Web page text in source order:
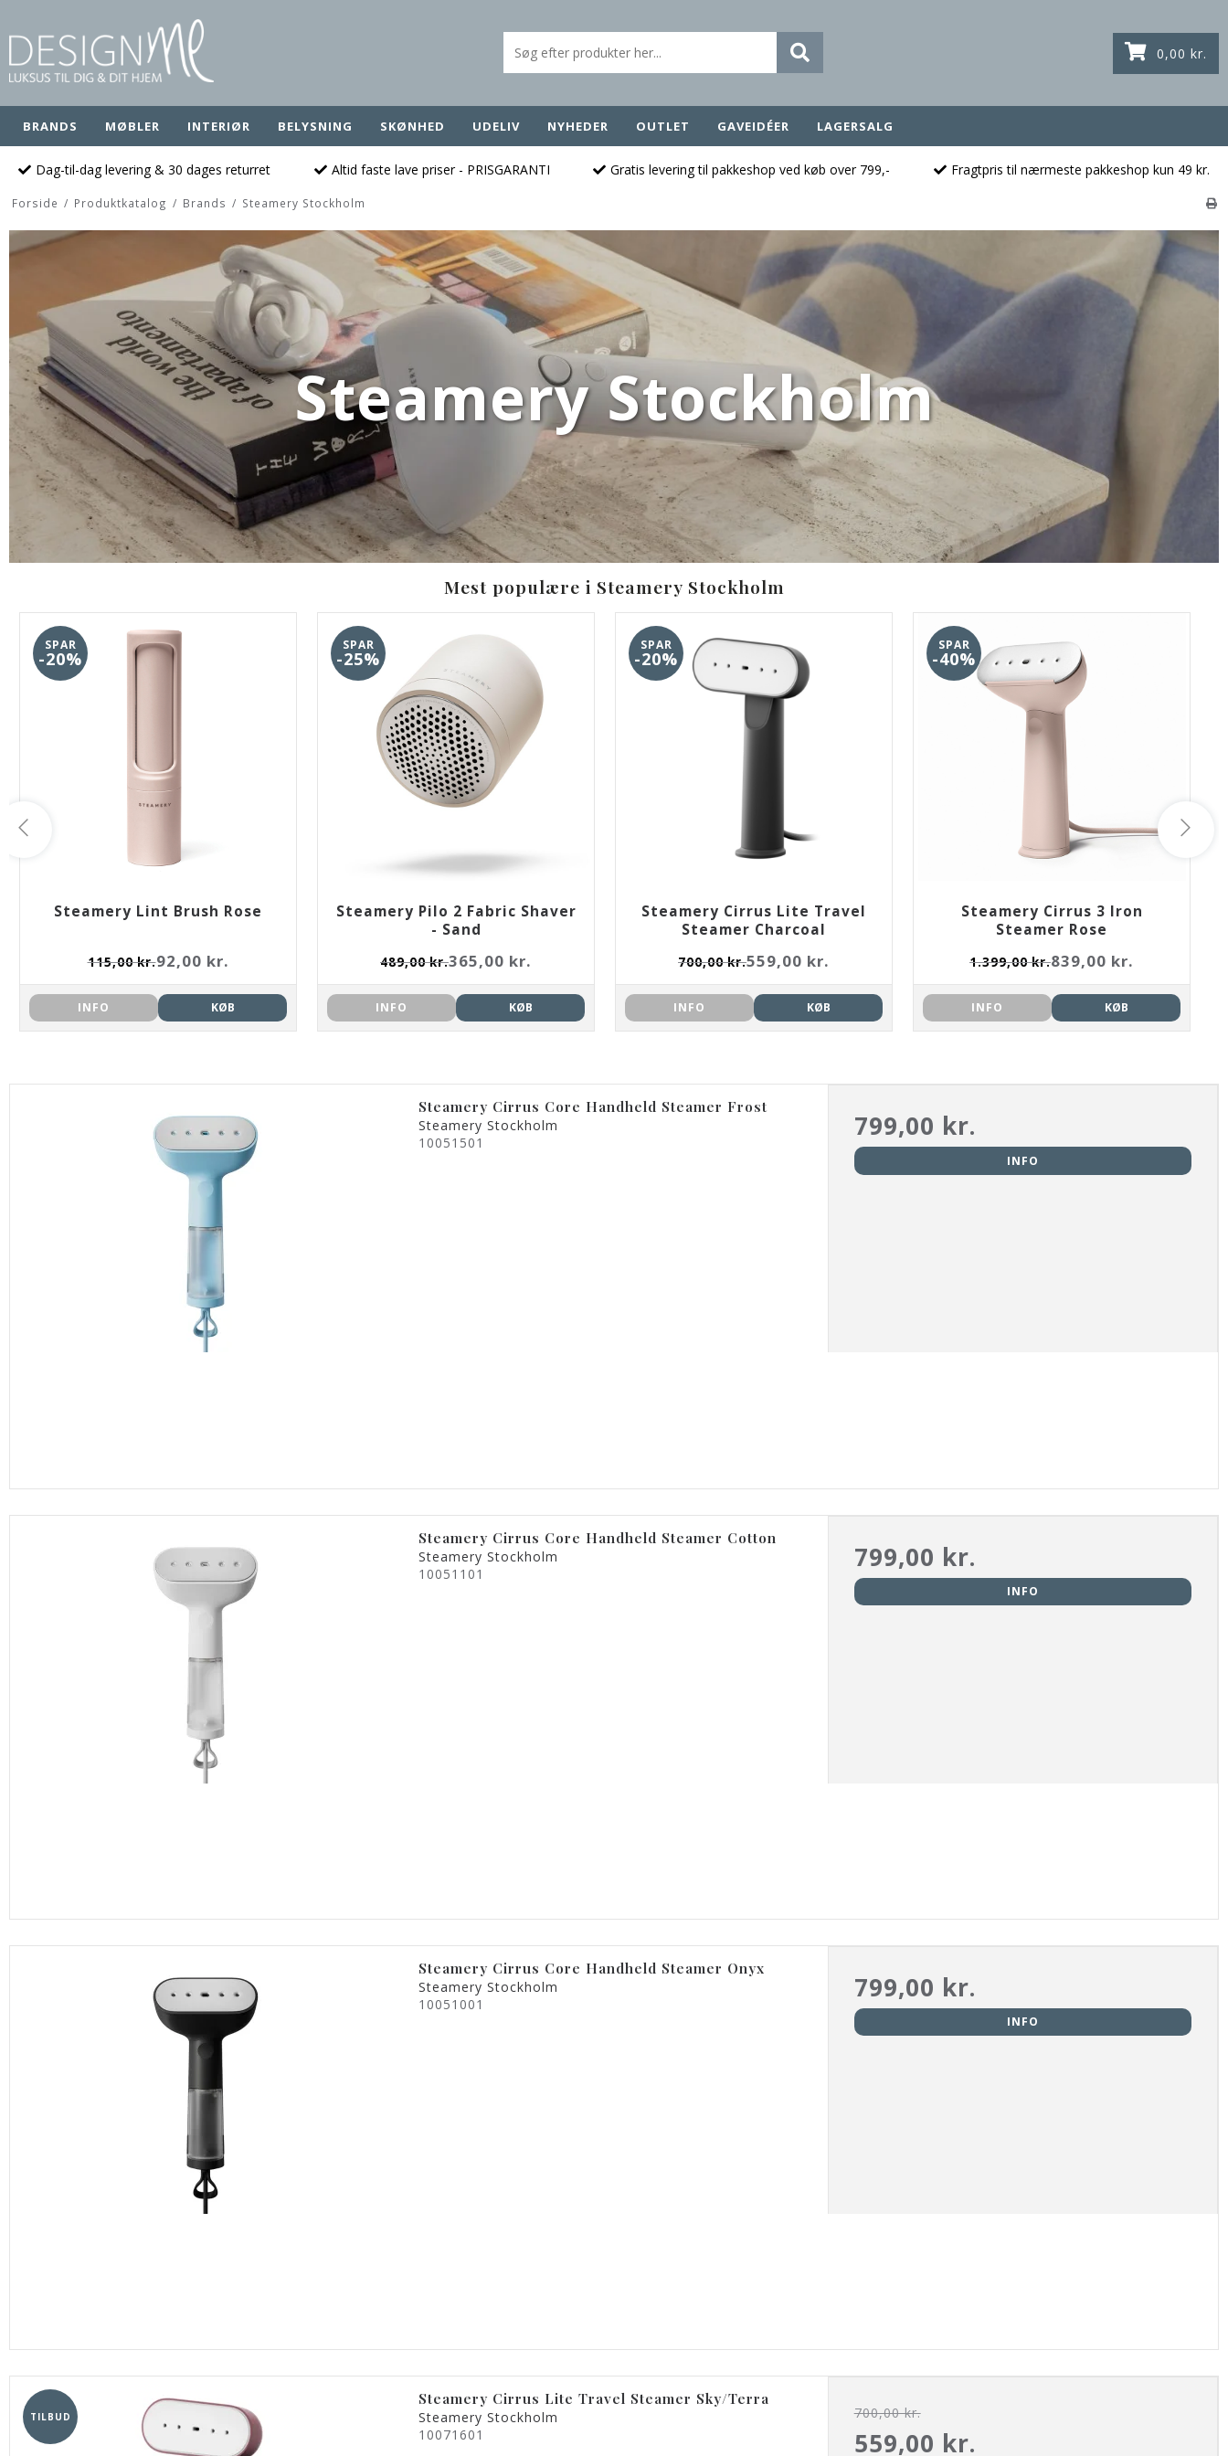
0,00 kr.
BRANDS MØBLER INTERIØR BELYSNING SKØNHED UDELIV NYHEDER OUTLET GAVEIDÉER LAGERSALG
Dag-til-dag levering & 30 dages returret Altid faste lave priser - PRISGARANTI Gratis levering til pakkeshop ved køb over 799,- Fragtpris til nærmeste pakkeshop kun 49 kr.
Forside / Produktkatalog / Brands / Steamery Stockholm
Steamery Stockholm
Mest populære i Steamery Stockholm
SPAR
-20%
Steamery Lint Brush Rose
115,00 kr.92,00 kr.
INFO KØB
SPAR
-25%
Steamery Pilo 2 Fabric Shaver
- Sand
489,00 kr.365,00 kr.
INFO KØB
SPAR
-20%
Steamery Cirrus Lite Travel
Steamer Charcoal
700,00 kr.559,00 kr.
INFO KØB
SPAR
-40%
Steamery Cirrus 3 Iron
Steamer Rose
1.399,00 kr.839,00 kr.
INFO KØB
Steamery Cirrus Core Handheld Steamer Frost
Steamery Stockholm
10051501
799,00 kr.
INFO
Steamery Cirrus Core Handheld Steamer Cotton
Steamery Stockholm
10051101
799,00 kr.
INFO
Steamery Cirrus Core Handheld Steamer Onyx
Steamery Stockholm
10051001
799,00 kr.
INFO
TILBUD
Steamery Cirrus Lite Travel Steamer Sky/Terra
Steamery Stockholm
10071601
700,00 kr.
559,00 kr.